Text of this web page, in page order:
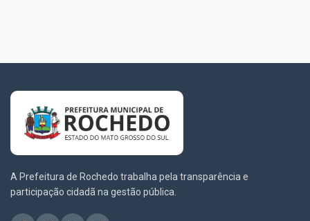
A Prefeitura de Rochedo trabalha pela transparência e
participação cidadã na gestão pública.